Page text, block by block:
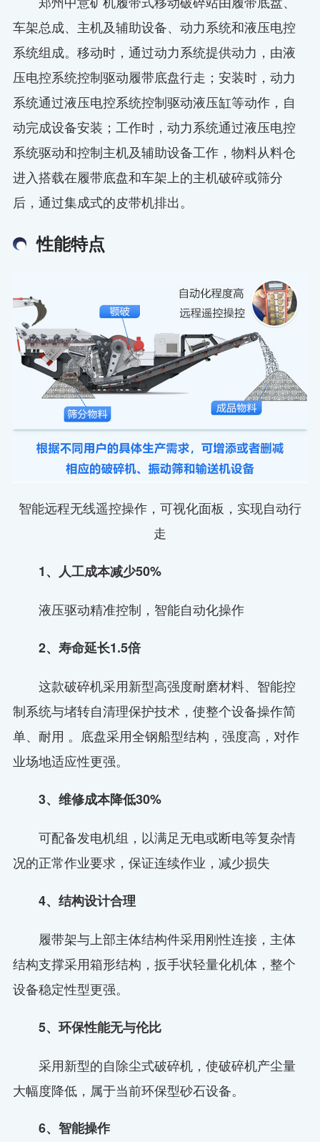
车架总成、主机及辅助设备、动力系统和液压电控
系统组成。移动时，通过动力系统提供动力，由液
压电控系统控制驱动履带底盘行走；安装时，动力
系统通过液压电控系统控制驱动液压缸等动作，自
动完成设备安装；工作时，动力系统通过液压电控
系统驱动和控制主机及辅助设备工作，物料从料仓
进入搭载在履带底盘和车架上的主机破碎或筛分
后，通过集成式的皮带机排出。
性能特点
智能远程无线遥控操作，可视化面板，实现自动行
走
1、人工成本减少50%
液压驱动精准控制，智能自动化操作
2、寿命延长1.5倍
这款破碎机采用新型高强度耐磨材料、智能控
制系统与堵转自清理保护技术，使整个设备操作简
单、耐用 。底盘采用全钢船型结构，强度高，对作
业场地适应性更强。
3、维修成本降低30%
可配备发电机组，以满足无电或断电等复杂情
况的正常作业要求，保证连续作业，减少损失
4、结构设计合理
履带架与上部主体结构件采用刚性连接，主体
结构支撑采用箱形结构，扳手状轻量化机体，整个
设备稳定性型更强。
5、环保性能无与伦比
采用新型的自除尘式破碎机，使破碎机产尘量
大幅度降低，属于当前环保型砂石设备。
6、智能操作